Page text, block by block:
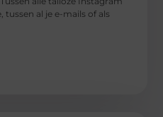
tussen al je e-mails of als